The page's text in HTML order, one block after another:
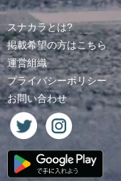
スナカラとは?
掲載希望の方はこちら
運営組織
プライバシーポリシー
お問い合わせ